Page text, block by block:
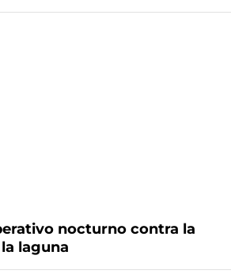
nocturno contra la
laguna